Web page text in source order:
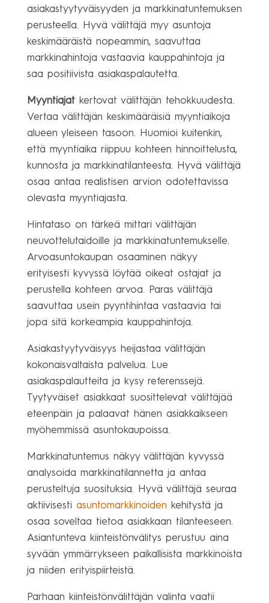
asiakastyytyväisyyden ja markkinatuntemuksen
perusteella. Hyvä välittäjä myy asuntoja
keskimääräistä nopeammin, saavuttaa
markkinahintoja vastaavia kauppahintoja ja
saa positiivista asiakaspalautetta.
Myyntiajatkertovat välittäjän tehokkuudesta.
Vertaa välittäjän keskimääräisiä myyntiaikoja
alueen yleiseen tasoon. Huomioi kuitenkin,
että myyntiaika riippuu kohteen hinnoittelusta,
kunnosta ja markkinatilanteesta. Hyvä välittäjä
osaa antaa realistisen arvion odotettavissa
olevasta myyntiajasta.
Hintataso on tärkeä mittari välittäjän
neuvottelutaidoille ja markkinatuntemukselle.
Arvoasuntokaupan osaaminen näkyy
erityisesti kyvyssä löytää oikeat ostajat ja
perustella kohteen arvoa. Paras välittäjä
saavuttaa usein pyyntihintaa vastaavia tai
jopa sitä korkeampia kauppahintoja.
Asiakastyytyväisyys heijastaa välittäjän
kokonaisvaltaista palvelua. Lue
asiakaspalautteita ja kysy referenssejä.
Tyytyväiset asiakkaat suosittelevat välittäjää
eteenpäin ja palaavat hänen asiakkaikseen
myöhemmissä asuntokaupoissa.
Markkinatuntemus näkyy välittäjän kyvyssä
analysoida markkinatilannetta ja antaa
perusteltuja suosituksia. Hyvä välittäjä seuraa
aktiivisesti asuntomarkkinoiden kehitystä ja
osaa soveltaa tietoa asiakkaan tilanteeseen.
Asiantunteva kiinteistönvälitys perustuu aina
syvään ymmärrykseen paikallisista markkinoista
ja niiden erityispiirteistä.
Parhaan kiinteistönvälittäjän valinta vaatii